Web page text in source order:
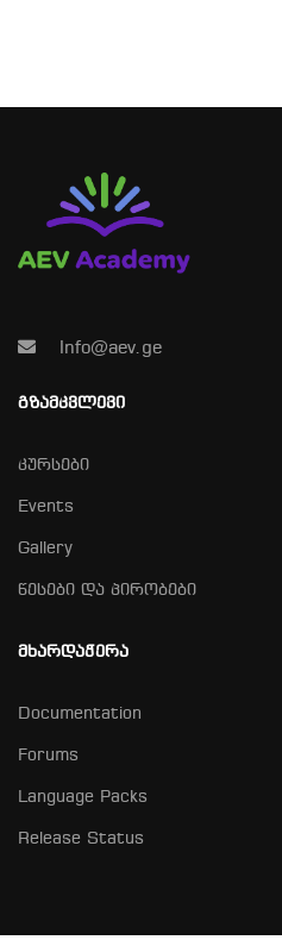
Info@aev.ge
ᲒᲖᲐᲛᲙᲕᲚᲔᲕᲘ
კურსები
Events
Gallery
წესები და პირობები
ᲛᲮᲐᲠᲓᲐᲭᲔᲠᲐ
Documentation
Forums
Language Packs
Release Status